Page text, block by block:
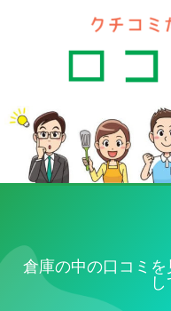
倉庫の中の口コミ